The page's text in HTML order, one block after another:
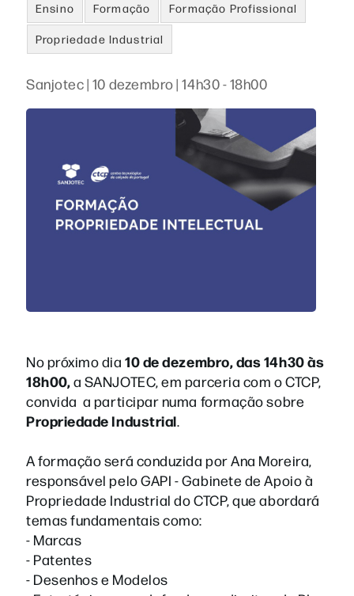
Ensino Formação Formação Profissional
Propriedade Industrial
Sanjotec | 10 dezembro | 14h30 - 18h00
No próximo dia10 de dezembro, das 14h30 às
18h00,a SANJOTEC, em parceria com o CTCP,
convida a participar numa formação sobre
Propriedade Industrial.
A formação será conduzida por Ana Moreira,
responsável pelo GAPI - Gabinete de Apoio à
Propriedade Industrial do CTCP, que abordará
temas fundamentais como:
- Marcas
- Patentes
- Desenhos e Modelos